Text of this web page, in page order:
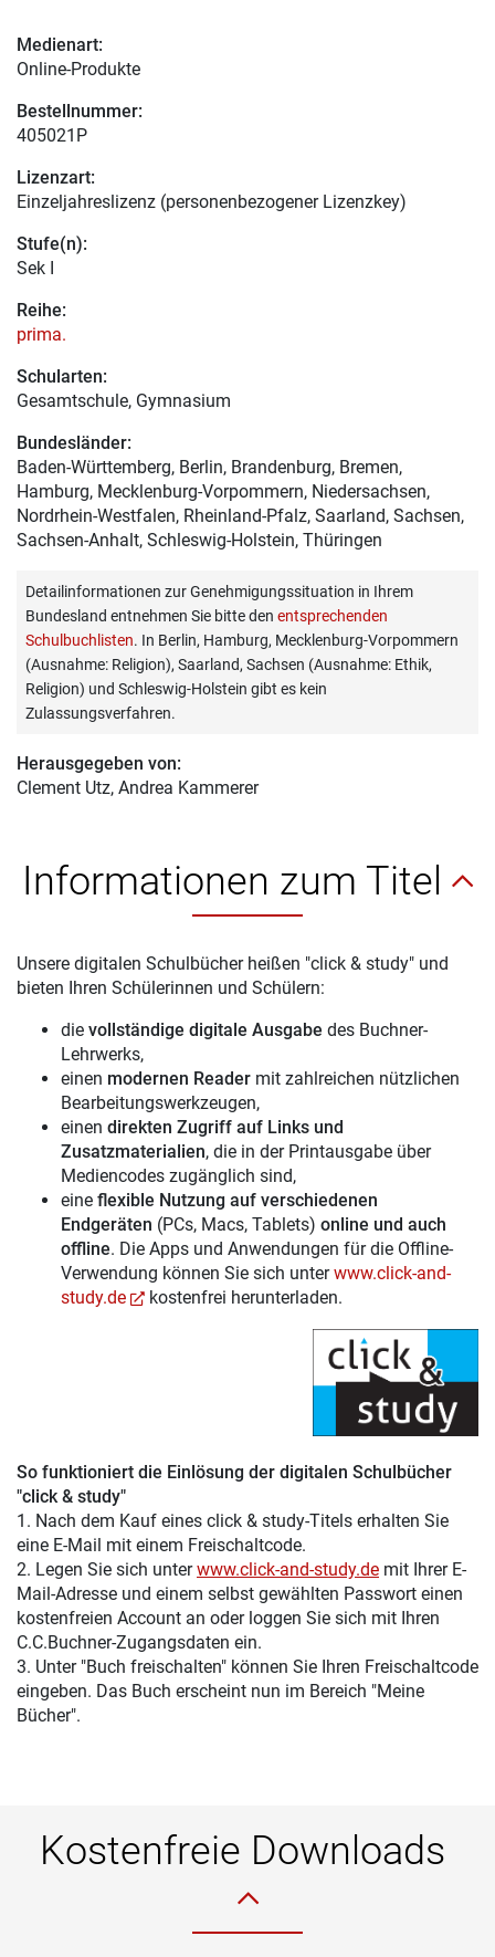
Medienart:
Online-Produkte
Bestellnummer:
405021P
Lizenzart:
Einzeljahreslizenz (personenbezogener Lizenzkey)
Stufe(n):
Sek I
Reihe:
prima.
Schularten:
Gesamtschule, Gymnasium
Bundesländer:
Baden-Württemberg, Berlin, Brandenburg, Bremen,
Hamburg, Mecklenburg-Vorpommern, Niedersachsen,
Nordrhein-Westfalen, Rheinland-Pfalz, Saarland, Sachsen,
Sachsen-Anhalt, Schleswig-Holstein, Thüringen
Detailinformationen zur Genehmigungssituation in Ihrem
Bundesland entnehmen Sie bitte den entsprechenden
Schulbuchlisten. In Berlin, Hamburg, Mecklenburg-Vorpommern
(Ausnahme: Religion), Saarland, Sachsen (Ausnahme: Ethik,
Religion) und Schleswig-Holstein gibt es kein
Zulassungsverfahren.
Herausgegeben von:
Clement Utz, Andrea Kammerer
Informationen zum Titel
Unsere digitalen Schulbücher heißen "click & study" und
bieten Ihren Schülerinnen und Schülern:
die vollständige digitale Ausgabe des Buchner-
Lehrwerks,
einen modernen Reader mit zahlreichen nützlichen
Bearbeitungswerkzeugen,
einen direkten Zugriff auf Links und
Zusatzmaterialien, die in der Printausgabe über
Mediencodes zugänglich sind,
eine flexible Nutzung auf verschiedenen
Endgeräten (PCs, Macs, Tablets) online und auch
offline. Die Apps und Anwendungen für die Offline-
Verwendung können Sie sich unterwww.click-and-
study.de
kostenfrei herunterladen.
So funktioniert die Einlösung der digitalen Schulbücher
"click & study"
1. Nach dem Kauf eines click & study-Titels erhalten Sie
eine E-Mail mit einem Freischaltcode.
2. Legen Sie sich unterwww.click-and-study.de mit Ihrer E-
Mail-Adresse und einem selbst gewählten Passwort einen
kostenfreien Account an oder loggen Sie sich mit Ihren
C.C.Buchner-Zugangsdaten ein.
3. Unter "Buch freischalten" können Sie Ihren Freischaltcode
eingeben. Das Buch erscheint nun im Bereich "Meine
Bücher".
Kostenfreie Downloads